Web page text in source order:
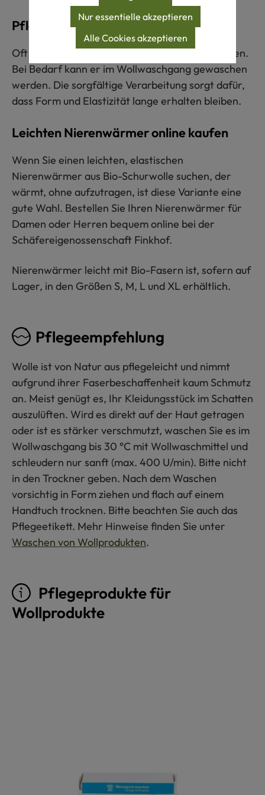
Pflegeleicht und langlebig
Oft genügt es, den Nierenwärmer gut auszulüften.
Bei Bedarf kann er im Wollwaschgang gewaschen
werden. Die sorgfältige Verarbeitung sorgt dafür,
dass Form und Elastizität lange erhalten bleiben.
Leichten Nierenwärmer online kaufen
Wenn Sie einen leichten, elastischen
Nierenwärmer aus Bio-Schurwolle suchen, der
wärmt, ohne aufzutragen, ist diese Variante eine
gute Wahl. Bestellen Sie Ihren Nierenwärmer für
Damen oder Herren bequem online bei der
Schäfereigenossenschaft Finkhof.
Nierenwärmer leicht mit Bio-Fasern ist, sofern auf
Lager, in den Größen S, M, L und XL erhältlich.
Pflegeempfehlung
Wolle ist von Natur aus pflegeleicht und nimmt
aufgrund ihrer Faserbeschaffenheit kaum Schmutz
an. Meist genügt es, Ihr Kleidungsstück im Schatten
auszulüften. Wird es direkt auf der Haut getragen
oder ist es stärker verschmutzt, waschen Sie es im
Wollwaschgang bis 30 °C mit Wollwaschmittel und
schleudern nur sanft (max. 400 U/min). Bitte nicht
in den Trockner geben. Nach dem Waschen
vorsichtig in Form ziehen und flach auf einem
Handtuch trocknen. Bitte beachten Sie auch das
Pflegeetikett. Mehr Hinweise finden Sie unter
Waschen von Wollprodukten.
Pflegeprodukte für
Wollprodukte
Nur essentielle akzeptieren
Alle Cookies akzeptieren